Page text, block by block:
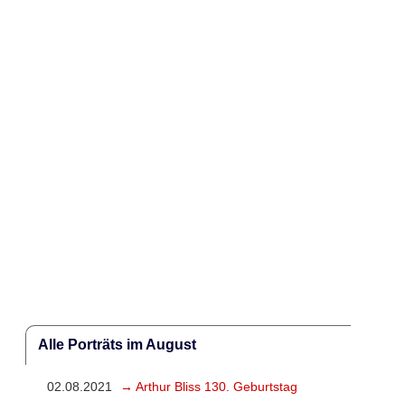
Alle Porträts im August
02.08.2021
→ Arthur Bliss 130. Geburtstag